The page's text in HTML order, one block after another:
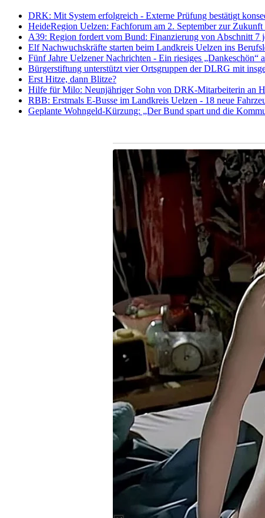
DRK: Mit System erfolgreich - Externe Prüfung bestätigt
HeideRegion Uelzen: Fachforum am 2. September zur
A39: Region fordert vom Bund: Finanzierung von Abschnitt 7
Elf Nachwuchskräfte starten beim Landkreis Uelzen ins
Fünf Jahre Uelzener Nachrichten - Ein riesiges „Dankeschön“
Bürgerstiftung unterstützt vier Ortsgruppen der DLRG mit
Erst Hitze, dann Blitze?
Hilfe für Milo: Neunjähriger Sohn von DRK-Mitarbeiterin an
RBB: Erstmals E-Busse im Landkreis Uelzen - 18 neue
Geplante Wohngeld-Kürzung: „Der Bund spart und die